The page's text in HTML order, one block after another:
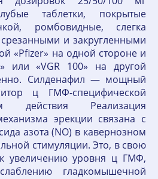
таблетки, покрытые
ромбовидные, слегка
и закругленными
«Pfizer» на одной стороне и
или «VGR 100» на другой
Силденафил — мощный
ц ГМФ-специфической
действия Реализация
эрекции связана с
азота (NO) в кавернозном
стимуляции. Это, в свою
увеличению уровня ц ГМФ,
гладкомышечной